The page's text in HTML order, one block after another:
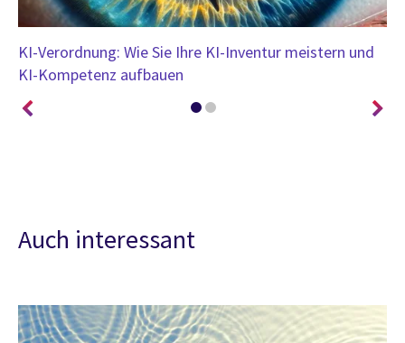
KI-Verordnung: Wie Sie Ihre KI-Inventur meistern und
KI-Kompetenz aufbauen
Auch interessant